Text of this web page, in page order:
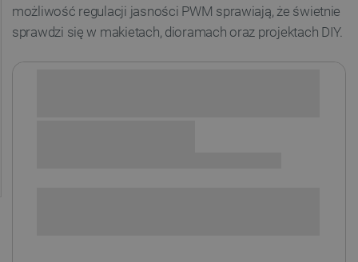
możliwość regulacji jasności PWM sprawiają, że świetnie
sprawdzi się w makietach, dioramach oraz projektach DIY.